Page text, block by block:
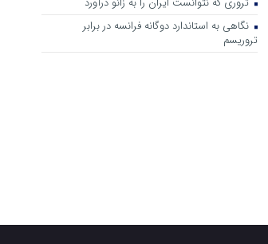
نگاهی به استاندارد دوگانه فرانسه در برابر
تروریسم